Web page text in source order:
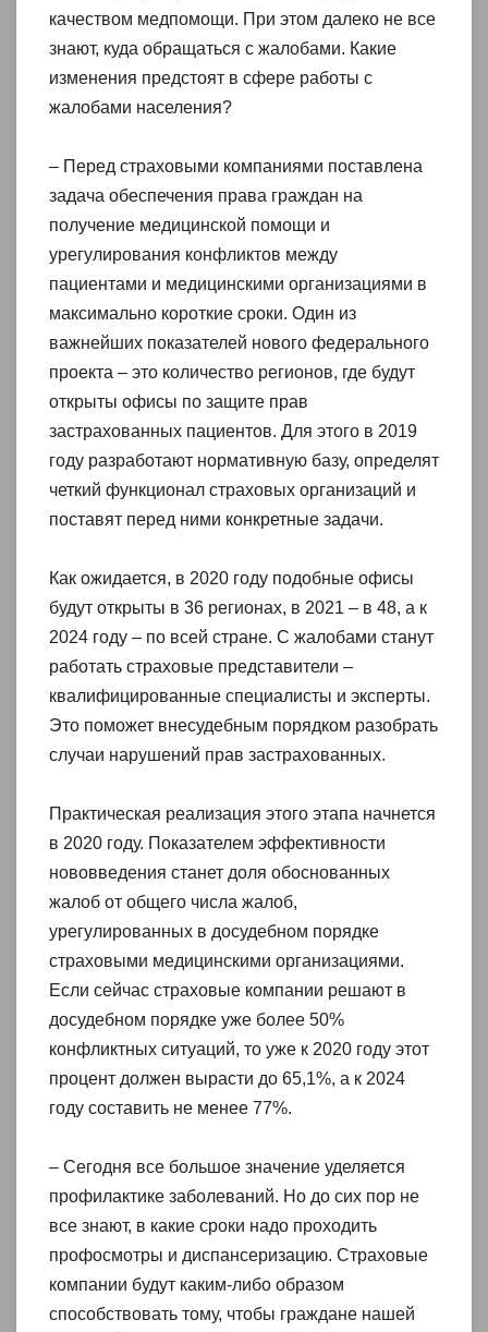
качеством медпомощи. При этом далеко не все
знают, куда обращаться с жалобами. Какие
изменения предстоят в сфере работы с
жалобами населения?
– Перед страховыми компаниями поставлена
задача обеспечения права граждан на
получение медицинской помощи и
урегулирования конфликтов между
пациентами и медицинскими организациями в
максимально короткие сроки. Один из
важнейших показателей нового федерального
проекта – это количество регионов, где будут
открыты офисы по защите прав
застрахованных пациентов. Для этого в 2019
году разработают нормативную базу, определят
четкий функционал страховых организаций и
поставят перед ними конкретные задачи.
Как ожидается, в 2020 году подобные офисы
будут открыты в 36 регионах, в 2021 – в 48, а к
2024 году – по всей стране. С жалобами станут
работать страховые представители –
квалифицированные специалисты и эксперты.
Это поможет внесудебным порядком разобрать
случаи нарушений прав застрахованных.
Практическая реализация этого этапа начнется
в 2020 году. Показателем эффективности
нововведения станет доля обоснованных
жалоб от общего числа жалоб,
урегулированных в досудебном порядке
страховыми медицинскими организациями.
Если сейчас страховые компании решают в
досудебном порядке уже более 50%
конфликтных ситуаций, то уже к 2020 году этот
процент должен вырасти до 65,1%, а к 2024
году составить не менее 77%.
– Сегодня все большое значение уделяется
профилактике заболеваний. Но до сих пор не
все знают, в какие сроки надо проходить
профосмотры и диспансеризацию. Страховые
компании будут каким-либо образом
способствовать тому, чтобы граждане нашей